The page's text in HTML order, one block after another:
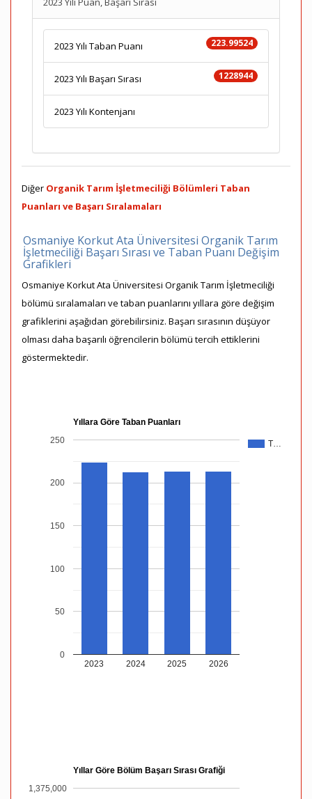
223.99524
2023 Yılı Taban Puanı
1228944
2023 Yılı Başarı Sırası
2023 Yılı Kontenjanı
Diğer Organik Tarım İşletmeciliği Bölümleri Taban
Puanları ve Başarı Sıralamaları
Osmaniye Korkut Ata Üniversitesi Organik Tarım
İşletmeciliği Başarı Sırası ve Taban Puanı Değişim
Grafikleri
Osmaniye Korkut Ata Üniversitesi Organik Tarım İşletmeciliği
bölümü sıralamaları ve taban puanlarını yıllara göre değişim
grafiklerini aşağıdan görebilirsiniz. Başarı sırasının düşüyor
olması daha başarılı öğrencilerin bölümü tercih ettiklerini
göstermektedir.
Yıllara Göre Taban Puanları
T…
2023 2024 2025 2026
0
50
100
150
200
250
Yıllar Göre Bölüm Başarı Sırası Grafiği
1,375,000